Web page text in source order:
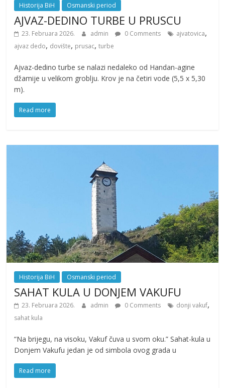
Historija BiH Osmanski period
AJVAZ-DEDINO TURBE U PRUSCU
23. Februara 2026. admin 0 Comments ajvatovica,
ajvaz dedo, dovište, prusac,turbe
Ajvaz-dedino turbe se nalazi nedaleko od Handan-agine
džamije u velikom groblju. Krov je na četiri vode (5,5 x 5,30
m).
Read more
Historija BiH Osmanski period
SAHAT KULA U DONJEM VAKUFU
23. Februara 2026. admin 0 Comments donji vakuf,
sahat kula
“Na brijegu, na visoku, Vakuf čuva u svom oku.” Sahat-kula u
Donjem Vakufu jedan je od simbola ovog grada u
Read more